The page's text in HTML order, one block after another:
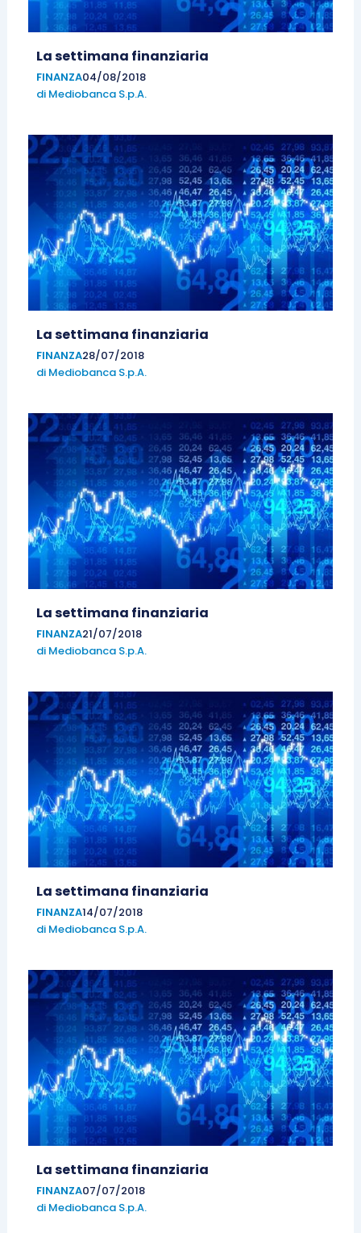
La settimana finanziaria
FINANZA04/08/2018
di Mediobanca S.p.A.
La settimana finanziaria
FINANZA28/07/2018
di Mediobanca S.p.A.
La settimana finanziaria
FINANZA21/07/2018
di Mediobanca S.p.A.
La settimana finanziaria
FINANZA14/07/2018
di Mediobanca S.p.A.
La settimana finanziaria
FINANZA07/07/2018
di Mediobanca S.p.A.